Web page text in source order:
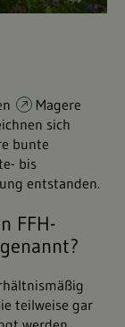
Magere
sich
bunte
bis
entstanden.
FFH-
teilweise gar